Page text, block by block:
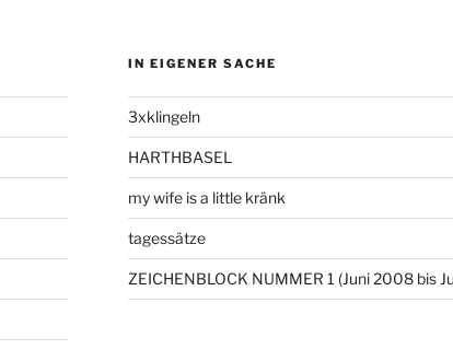
IN EIGENER SACHE
3xklingeln
HARTHBASEL
my wife is a little kränk
tagessätze
ZEICHENBLOCK NUMMER 1 (Juni 2008 bis